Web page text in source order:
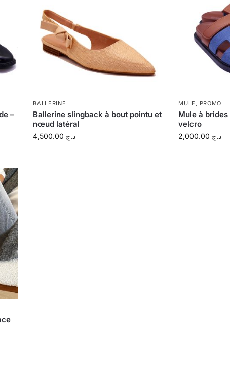
–
BALLERINE
Ballerine slingback à bout pointu et
nœud latéral
د.ج
MULE , PROMO
Mule à
velcro
د.ج